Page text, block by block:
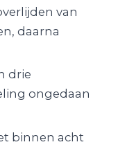
van
daarna
drie
ongedaan
binnen acht